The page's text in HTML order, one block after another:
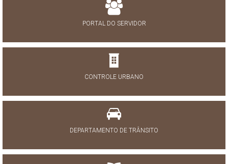
PORTAL DO SERVIDOR
CONTROLE URBANO
DEPARTAMENTO DE TRÂNSITO